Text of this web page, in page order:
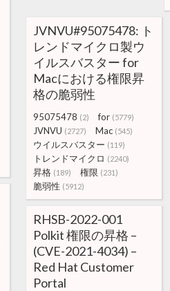
JVNVU#95075478: ト
レンドマイクロ製ウ
イルスバスター for
Macにおける権限昇
格の脆弱性
95075478 (2) for (5779)
JVNVU (2727) Mac (545)
ウイルスバスター (119)
トレンドマイクロ (2240)
昇格 (189) 権限 (231)
脆弱性 (5912)
RHSB-2022-001
Polkit 権限の昇格 –
(CVE-2021-4034) –
Red Hat Customer
Portal